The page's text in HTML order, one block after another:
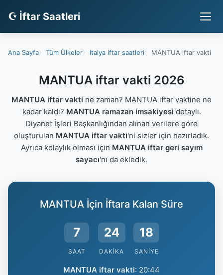
☪ İftar Saatleri
Ana Sayfa Tüm Ülkeler Italya iftar saatleri MANTUA iftar vakti
MANTUA iftar vakti 2026
MANTUA iftar vakti ne zaman? MANTUA iftar vaktine ne
kadar kaldı? MANTUA ramazan imsakiyesi detaylı.
Diyanet İşleri Başkanlığından alınan verilere göre
oluşturulan MANTUA iftar vakti'ni sizler için hazırladık.
Ayrıca kolaylık olması için MANTUA iftar geri sayım
sayacı'nı da ekledik.
MANTUA İçin İftara Kalan Süre
7
SAAT
24
DAKIKA
17
SANIYE
MANTUA iftar vakti: 20:44